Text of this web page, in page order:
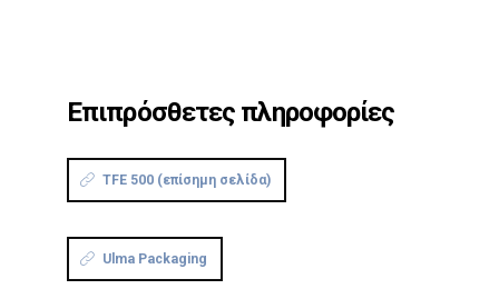
Επιπρόσθετες πληροφορίες
TFE 500 (επίσημη σελίδα)
Ulma Packaging